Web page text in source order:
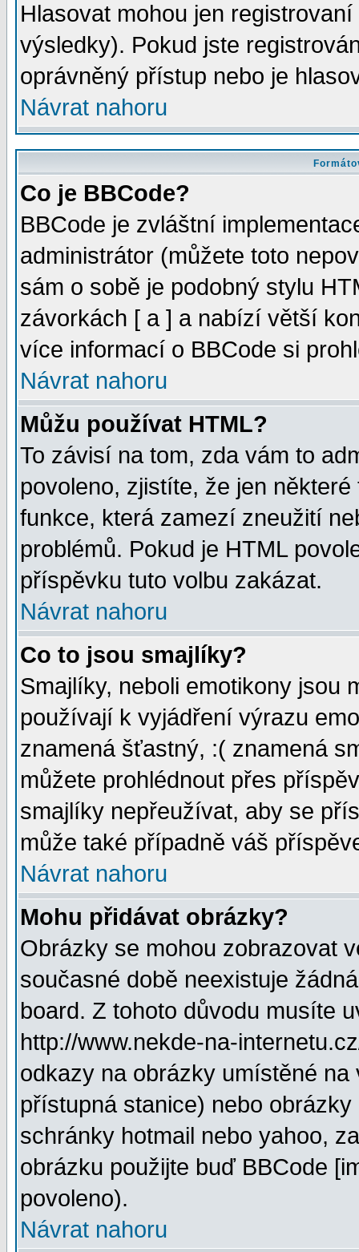
Hlasovat mohou jen
výsledky). Pokud jste
oprávněný přístup nebo je
Návrat nahoru
Co je BBCode?
BBCode je zvláštní
administrátor (můžete toto
sám o sobě je podobný stylu
závorkách [ a ] a nabízí větší
více informací o BBCode si
Návrat nahoru
Můžu používat HTML?
To závisí na tom, zda vám to
povoleno, zjistíte, že jen
funkce, která zamezí zneužití
problémů. Pokud je HTML
příspěvku tuto volbu zakázat.
Návrat nahoru
Co to jsou smajlíky?
Smajlíky, neboli emotikony jsou
používají k vyjádření výrazu
znamená šťastný, :( znamená
můžete prohlédnout přes
smajlíky nepřeužívat, aby se
může také případně váš
Návrat nahoru
Mohu přidávat obrázky?
Obrázky se mohou zobrazovat
současné době neexistuje
board. Z tohoto důvodu musíte
http://www.nekde-na-
odkazy na obrázky umístěné
přístupná stanice) nebo
schránky hotmail nebo yahoo,
obrázku použijte buď BBCode
povoleno).
Návrat nahoru